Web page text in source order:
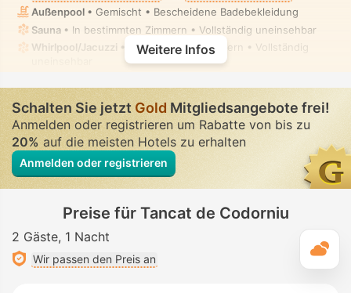
Außenpool • Gemischt • Bescheidene Badebekleidung
Sauna • In bestimmten Zimmern • Vollständig uneinsehbar
Whirlpool/Jacuzzi • In bestimmten Zimmern • Vollständig
Weitere Infos
Schalten Sie jetztGold Mitgliedsangebote frei!
Anmelden oder registrieren um Rabatte von bis zu
20%auf die meisten Hotels zu erhalten
Anmelden oder registrieren
Preise für Tancat de Codorniu
2 Gäste 1 Nacht
Wir passen den Preis an